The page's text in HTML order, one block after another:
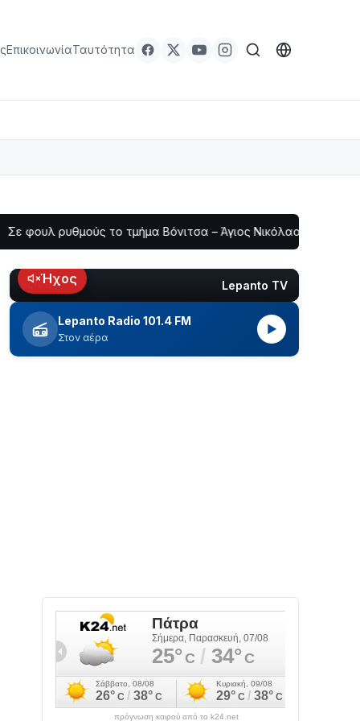
ΕπικοινωνίαΤαυτότητα
το τμήμα Βόνιτσα – Άγιος Νικόλαος | Αυτοψία Καββαδά
LIVE Lepanto TV
Ήχος
Lepanto Radio 101.4 FM
Στον αέρα
▶
πρόγνωση καιρού από το k24.net